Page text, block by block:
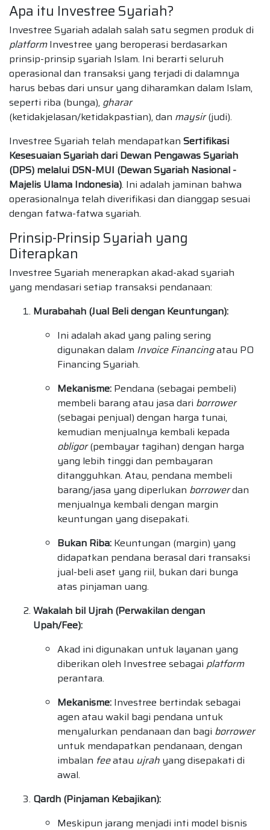
Apa itu Investree Syariah?
Investree Syariah adalah salah satu segmen produk di
platformInvestree yang beroperasi berdasarkan
prinsip-prinsip syariah Islam. Ini berarti seluruh
operasional dan transaksi yang terjadi di dalamnya
harus bebas dari unsur yang diharamkan dalam Islam,
seperti riba (bunga), gharar
(ketidakjelasan/ketidakpastian), dan maysir(judi).
Investree Syariah telah mendapatkan Sertifikasi
Kesesuaian Syariah dari Dewan Pengawas Syariah
(DPS) melalui DSN-MUI (Dewan Syariah Nasional -
Majelis Ulama Indonesia). Ini adalah jaminan bahwa
operasionalnya telah diverifikasi dan dianggap sesuai
dengan fatwa-fatwa syariah.
Prinsip-Prinsip Syariah yang
Diterapkan
Investree Syariah menerapkan akad-akad syariah
yang mendasari setiap transaksi pendanaan:
Murabahah (Jual Beli dengan Keuntungan):
Ini adalah akad yang paling sering
digunakan dalam Invoice Financingatau PO
Financing Syariah.
Mekanisme: Pendana (sebagai pembeli)
membeli barang atau jasa dari borrower
(sebagai penjual) dengan harga tunai,
kemudian menjualnya kembali kepada
obligor(pembayar tagihan) dengan harga
yang lebih tinggi dan pembayaran
ditangguhkan. Atau, pendana membeli
barang/jasa yang diperlukan borrowerdan
menjualnya kembali dengan margin
keuntungan yang disepakati.
Bukan Riba: Keuntungan (margin) yang
didapatkan pendana berasal dari transaksi
jual-beli aset yang riil, bukan dari bunga
atas pinjaman uang.
Wakalah bil Ujrah (Perwakilan dengan
Upah/Fee):
Akad ini digunakan untuk layanan yang
diberikan oleh Investree sebagai platform
perantara.
Mekanisme: Investree bertindak sebagai
agen atau wakil bagi pendana untuk
menyalurkan pendanaan dan bagi borrower
untuk mendapatkan pendanaan, dengan
imbalan feeatau ujrah yang disepakati di
awal.
Qardh (Pinjaman Kebajikan):
Meskipun jarang menjadi inti model bisnis